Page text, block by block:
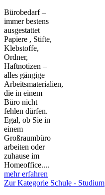
Bürobedarf –
immer bestens
ausgestattet
Papiere , Stifte,
Klebstoffe,
Ordner,
Haftnotizen –
alles gängige
Arbeitsmaterialien,
die in einem
Büro nicht
fehlen dürfen.
Egal, ob Sie in
einem
Großraumbüro
arbeiten oder
zuhause im
Homeoffice....
mehr erfahren
Zur Kategorie Schule - Studium